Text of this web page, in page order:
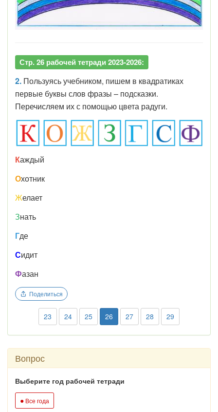
Стр. 26 рабочей тетради 2023-2026:
2. Пользуясь учебником, пишем в квадратиках
первые буквы слов фразы – подсказки.
Перечисляем их с помощью цвета радуги.
Каждый
Охотник
Желает
Знать
Где
Сидит
Фазан
Поделиться
23 24 25 26 27 28 29
Вопрос
Выберите год рабочей тетради
● Все года